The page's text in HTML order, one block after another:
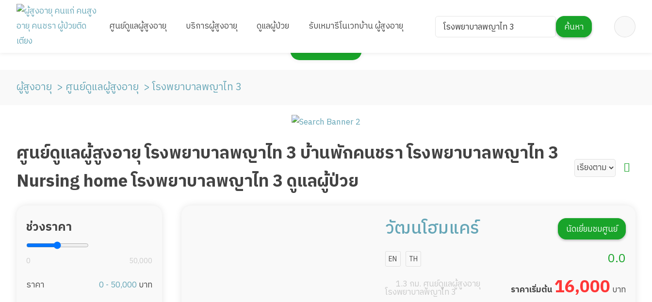
ศูนย์ดูแลผู้สูงอายุ บริการผู้สูงอายุ ดูแลผู้ป่วย รับเหมารีโนเวทบ้าน ผู้สูงอายุ โรงพยาบาลพญาไท 3
ค้นหา
กดเพื่อแสดงแผนที่
ผู้สูงอายุ ศูนย์ดูแลผู้สูงอายุ โรงพยาบาลพญาไท 3
ศูนย์ดูแลผู้สูงอายุ โรงพยาบาลพญาไท 3 บ้านพักคนชรา โรงพยาบาลพญาไท 3
Nursing home โรงพยาบาลพญาไท 3 ดูแลผู้ป่วย
นัดเยี่ยมชมศูนย์
วัฒนโฮมแคร์
EN TH 0.0
1.3 กม. ศูนย์ดูแลผู้สูงอายุ
โรงพยาบาลพญาไท 3 ราคาเริ่มต้น 16,000 บาท
ช่วงราคา
0 50,000
ราคา 0 - 50,000 บาท